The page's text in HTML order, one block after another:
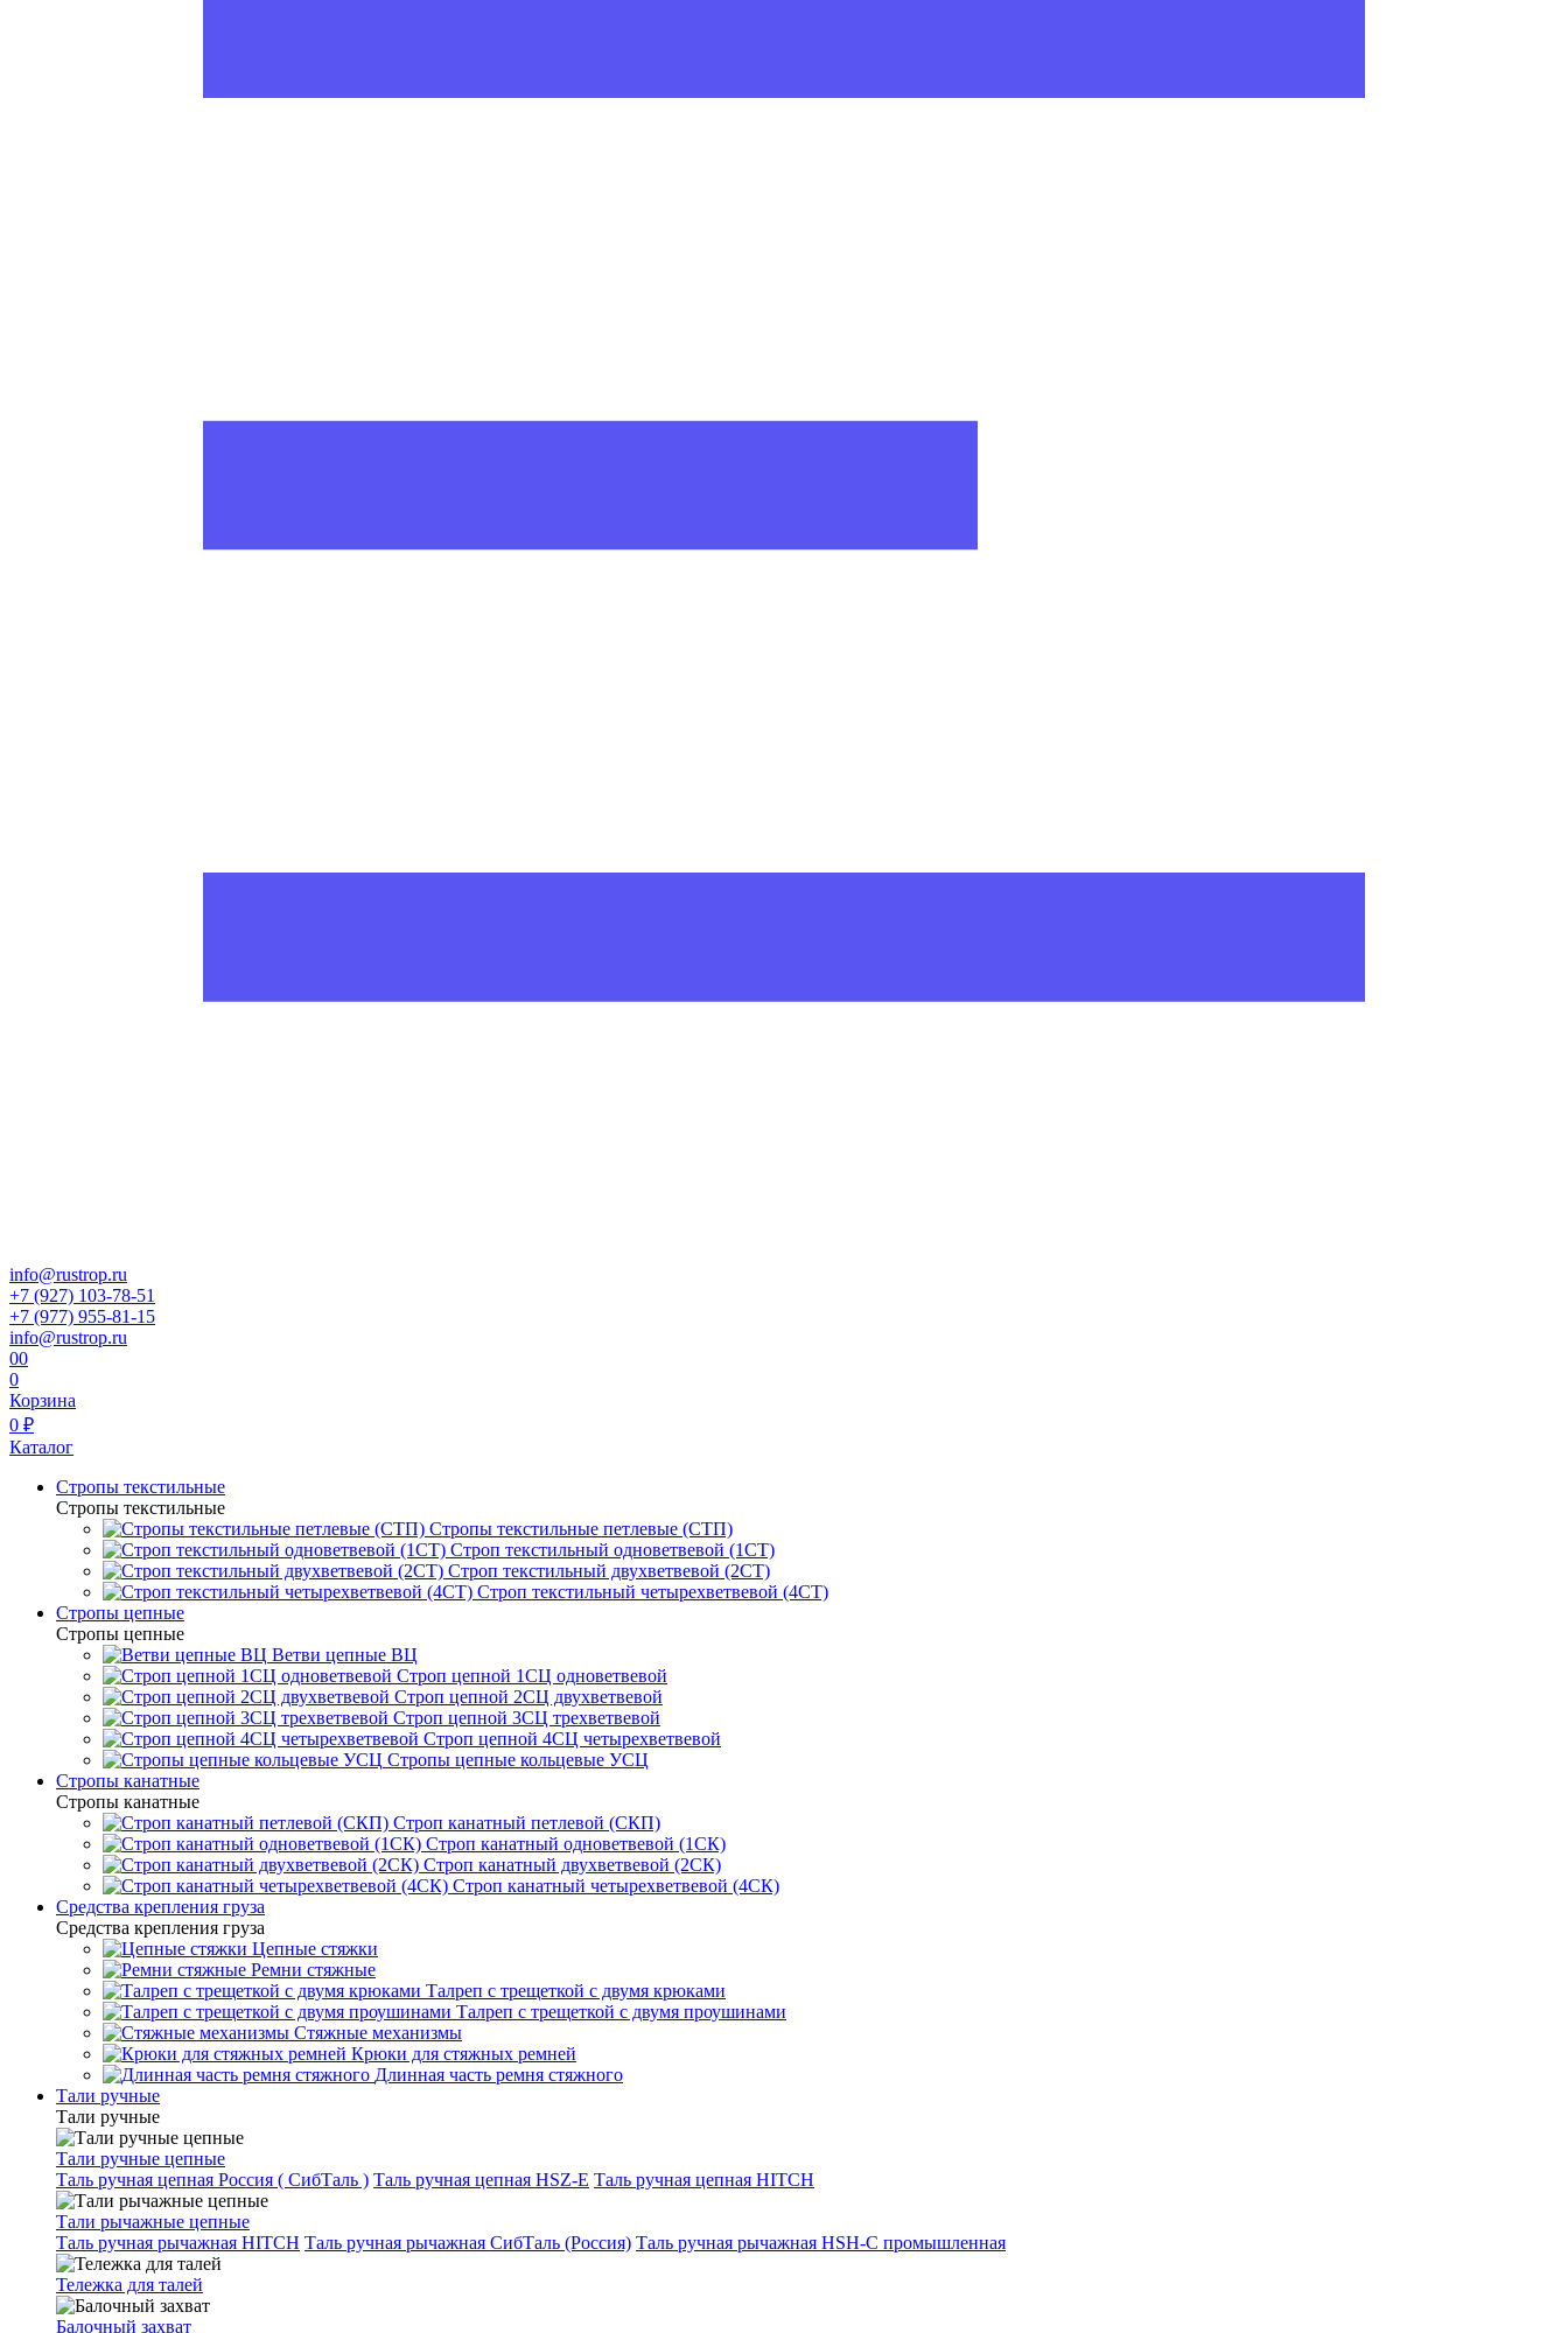
info@rustrop.ru
+7 (927) 103-78-51
+7 (977) 955-81-15
info@rustrop.ru
00
0
Корзина
0 ₽
Каталог
Стропы текстильные
Стропы текстильные
Стропы текстильные петлевые (СТП)
Строп текстильный одноветвевой (1СТ)
Строп текстильный двухветвевой (2СТ)
Строп текстильный четырехветвевой (4СТ)
Стропы цепные
Стропы цепные
Ветви цепные ВЦ
Строп цепной 1СЦ одноветвевой
Строп цепной 2СЦ двухветвевой
Строп цепной 3СЦ трехветвевой
Строп цепной 4СЦ четырехветвевой
Стропы цепные кольцевые УСЦ
Стропы канатные
Стропы канатные
Строп канатный петлевой (СКП)
Строп канатный одноветвевой (1СК)
Строп канатный двухветвевой (2СК)
Строп канатный четырехветвевой (4СК)
Средства крепления груза
Средства крепления груза
Цепные стяжки
Ремни стяжные
Талреп с трещеткой с двумя крюками
Талреп с трещеткой с двумя проушинами
Стяжные механизмы
Крюки для стяжных ремней
Длинная часть ремня стяжного
Тали ручные
Тали ручные
Тали ручные цепные
Таль ручная цепная Россия ( СибТаль ) Таль ручная цепная HSZ-E Таль ручная цепная HITCH
Тали рычажные цепные
Таль ручная рычажная HITCH Таль ручная рычажная СибТаль (Россия) Таль ручная рычажная HSH-C промышленная
Тележка для талей
Балочный захват